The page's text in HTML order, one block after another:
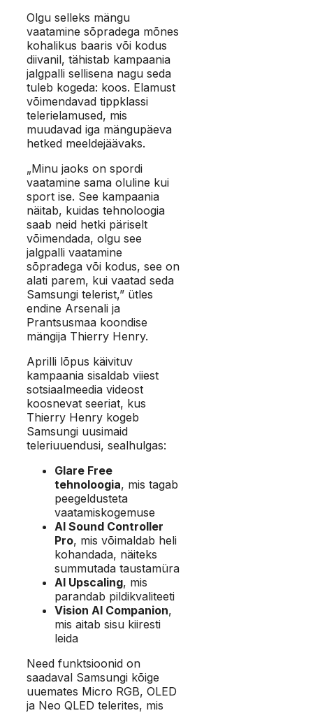
Olgu selleks mängu
vaatamine sõpradega mõnes
kohalikus baaris või kodus
diivanil, tähistab kampaania
jalgpalli sellisena nagu seda
tuleb kogeda: koos. Elamust
võimendavad tippklassi
telerielamused, mis
muudavad iga mängupäeva
hetked meeldejäävaks.
„Minu jaoks on spordi
vaatamine sama oluline kui
sport ise. See kampaania
näitab, kuidas tehnoloogia
saab neid hetki päriselt
võimendada, olgu see
jalgpalli vaatamine
sõpradega või kodus, see on
alati parem, kui vaatad seda
Samsungi telerist,” ütles
endine Arsenali ja
Prantsusmaa koondise
mängija Thierry Henry.
Aprilli lõpus käivituv
kampaania sisaldab viiest
sotsiaalmeedia videost
koosnevat seeriat, kus
Thierry Henry kogeb
Samsungi uusimaid
teleriuuendusi, sealhulgas:
Glare Free
tehnoloogia, mis tagab
peegeldusteta
vaatamiskogemuse
AI Sound Controller
Pro, mis võimaldab heli
kohandada, näiteks
summutada taustamüra
AI Upscaling, mis
parandab pildikvaliteeti
Vision AI Companion,
mis aitab sisu kiiresti
leida
Need funktsioonid on
saadaval Samsungi kõige
uuemates Micro RGB, OLED
ja Neo QLED telerites, mis